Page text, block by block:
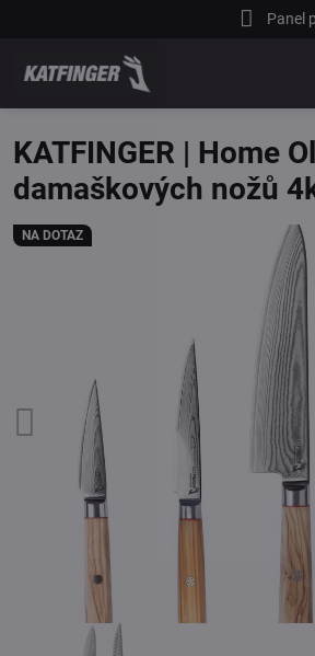
Panel
NA DOTAZ
KATFINGER | Home
damaškových nožů